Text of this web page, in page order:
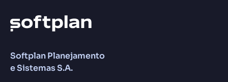
Softplan Planejamento
e Sistemas S.A.